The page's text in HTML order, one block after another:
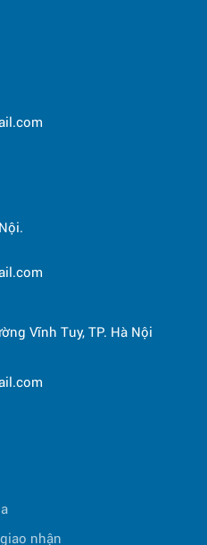
2025 – CƠ HỘI HẤP DẪN
Vĩnh Tuy, TP. Hà Nội
nhận